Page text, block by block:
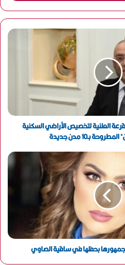
العلنية لتخصيص الأراضي السكنية
بـ10 مدن جديدة
بحفلها في ساقية الصاوي